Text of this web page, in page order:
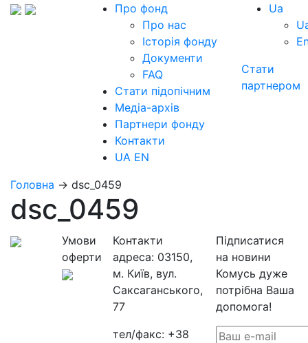
Про фонд
Про нас
Історія фонду
Документи
FAQ
Стати підопічним
Медіа-архів
Партнери фонду
Контакти
UA EN
Ua
Стати
партнером
Головна → dsc_0459
dsc_0459
Умови
оферти
Контакти
адреса: 03150,
м. Київ, вул.
Саксаганського,
77
тел/факс: +38
Підписатися
на новини
Комусь дуже
потрібна Ваша
допомога!